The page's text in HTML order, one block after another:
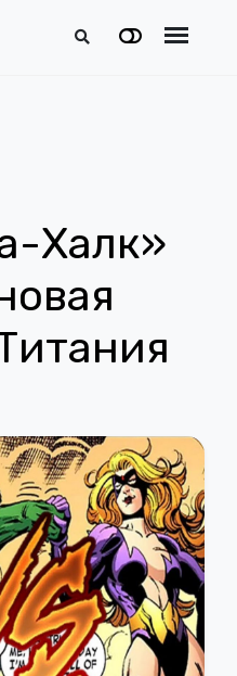
Халк»